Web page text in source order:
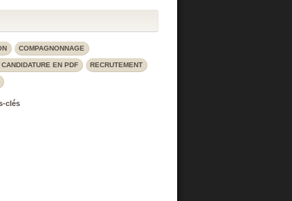
COMPAGNONNAGE
EN PDF RECRUTEMENT
clés